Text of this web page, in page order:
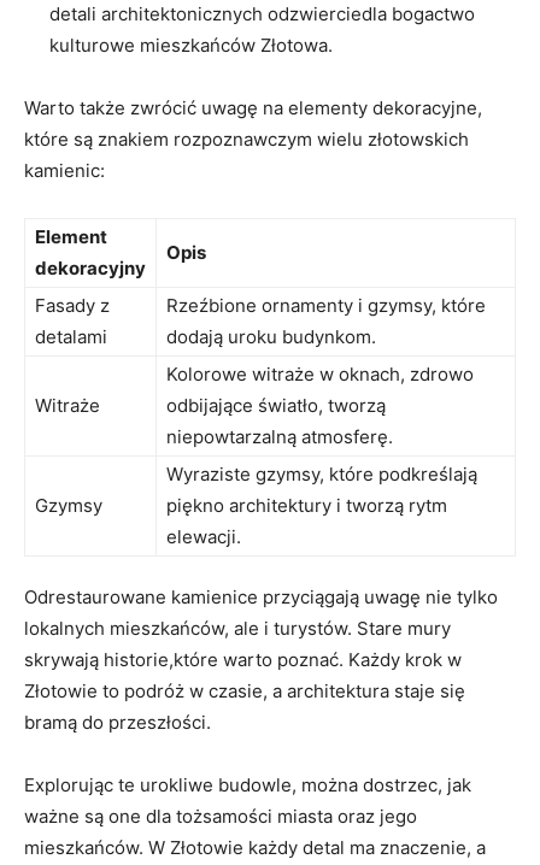
detali architektonicznych odzwierciedla bogactwo
kulturowe mieszkańców ⁢Złotowa.
Warto także zwrócić uwagę na ⁣elementy dekoracyjne,
które są ⁤znakiem rozpoznawczym wielu złotowskich⁣
kamienic:
Element
dekoracyjny
Opis
Fasady z
detalami
Rzeźbione⁣ ornamenty i gzymsy, które⁤
dodają uroku budynkom.
Witraże
Kolorowe ⁢witraże ‌w oknach, zdrowo
odbijające światło, tworzą
‍niepowtarzalną atmosferę.
Gzymsy
Wyraziste gzymsy, które ⁤podkreślają
piękno architektury i tworzą rytm
elewacji.
Odrestaurowane kamienice przyciągają⁤ uwagę nie tylko
lokalnych mieszkańców,‌ ale i ​turystów. Stare mury
⁣skrywają historie,które warto poznać. ⁢Każdy krok ‌w
Złotowie to podróż w ‍czasie,‍ a ⁢architektura ⁤staje⁣ się
bramą do przeszłości.
Explorując te urokliwe budowle, można dostrzec, jak
ważne są one dla tożsamości miasta oraz jego
mieszkańców. W Złotowie każdy detal ma znaczenie, a